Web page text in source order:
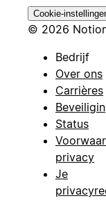
Cookie-
© 2026
Bedrijf
Over ons
Carrières
Status
privacy
Je